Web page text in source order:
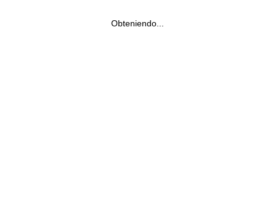
Obteniendo...